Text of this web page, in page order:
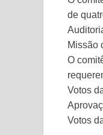
de
Missão
O
Votos
Votos